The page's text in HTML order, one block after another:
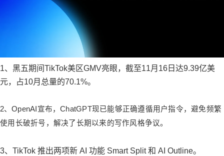
1、黑五期间TikTok美区GMV亮眼，截至11月16日达9.39亿美
元，占10月总量的70.1%。
2、 OpenAI 宣布，ChatGPT现已能够正确遵循用户指令，避免频繁
使用 长破折号，解决了长期以来的写作风格争议。
3、TikTok 推出两项新 AI 功能 Smart Split 和 AI Outline。